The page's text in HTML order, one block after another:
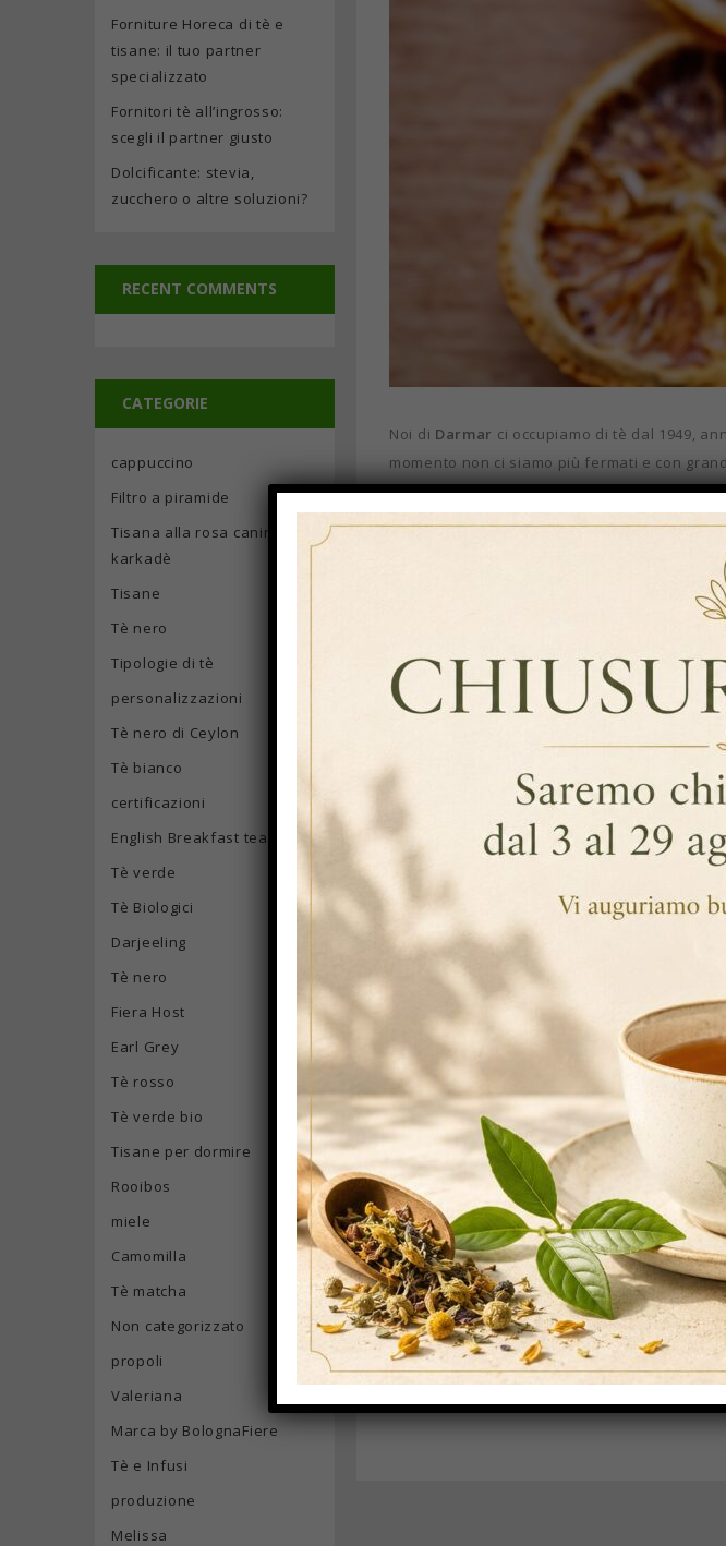
Noi di Darmar ci occupiamo di tè dal 1949,
momento non ci siamo più fermati e con
consolidato la nostra esperienza dando vita
Le nostre personalizzazioni
Non più le classiche confezioni! Si, hai capito
Grazie al packaging personalizzato ogni
prodotto garantito e di qualità elevata.
Scegli la personalizzazione più adatta a te!
Di seguito ti mostriamo tutte le possibilità di
Prodotti personalizzabili: ti offriamo la
secondo le tue esigenze;
Tè in filtri personalizzabili: avrai la
scegliere sia i filtri classici o quelli piramidali;
Scatole personalizzabili
: per fare bella
impatto alla vista sapranno rendere i
collezione di tè e tisane o magari da
Confezioni personalizzabili
: non solo
cliente fidelizzato della tua attività? Se la
gusti saranno la scelta migliore;
Filtri personalizzabili: la nostra selezione
Cartoni da 12 scatole. Le infusioni in
quello utilizzato nei filtri tradizionali. La
tratta di un prodotto di qualità superiore;
piante emanano tutto il loro colore,
imbibirsi meglio e di allargarsi totalmente.
Per maggiori informazioni scrivici a
Forniture Horeca di tè e
tisane: il tuo partner
specializzato
Fornitori tè all’ingrosso:
scegli il partner giusto
Dolcificante: stevia,
zucchero o altre soluzioni?
RECENT COMMENTS
CATEGORIE
cappuccino
Filtro a piramide
Tisana alla rosa canina e
karkadè
Tisane
Tè nero
Tipologie di tè
personalizzazioni
Tè nero di Ceylon
Tè bianco
certificazioni
English Breakfast tea
Tè verde
Tè Biologici
Darjeeling
Tè nero
Fiera Host
Earl Grey
Tè rosso
Tè verde bio
Tisane per dormire
Rooibos
miele
Camomilla
Tè matcha
Non categorizzato
propoli
Valeriana
Marca by BolognaFiere
Tè e Infusi
produzione
Melissa